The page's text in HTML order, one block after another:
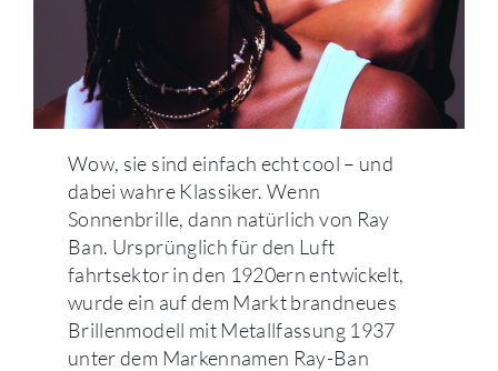
Wow, sie sind einfach echt cool – und
dabei wahre Klassiker. Wenn
Sonnenbrille, dann natürlich von Ray
Ban. Ursprünglich für den Luft
fahrtsektor in den 1920ern entwickelt,
wurde ein auf dem Markt brandneues
Brillenmodell mit Metallfassung 1937
unter dem Markennamen Ray-Ban